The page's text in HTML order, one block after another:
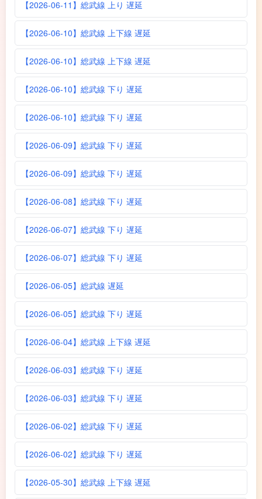
【2026-06-11】総武線 上り 遅延
【2026-06-10】総武線 上下線 遅延
【2026-06-10】総武線 上下線 遅延
【2026-06-10】総武線 下り 遅延
【2026-06-10】総武線 下り 遅延
【2026-06-09】総武線 下り 遅延
【2026-06-09】総武線 下り 遅延
【2026-06-08】総武線 下り 遅延
【2026-06-07】総武線 下り 遅延
【2026-06-07】総武線 下り 遅延
【2026-06-05】総武線 遅延
【2026-06-05】総武線 下り 遅延
【2026-06-04】総武線 上下線 遅延
【2026-06-03】総武線 下り 遅延
【2026-06-03】総武線 下り 遅延
【2026-06-02】総武線 下り 遅延
【2026-06-02】総武線 下り 遅延
【2026-05-30】総武線 上下線 遅延